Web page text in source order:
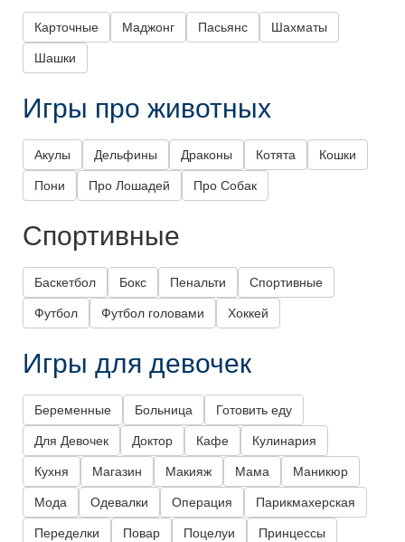
Карточные Маджонг Пасьянс Шахматы
Шашки
Игры про животных
Акулы Дельфины Драконы Котята Кошки
Пони Про Лошадей Про Собак
Спортивные
Баскетбол Бокс Пенальти Спортивные
Футбол Футбол головами Хоккей
Игры для девочек
Беременные Больница Готовить еду
Для Девочек Доктор Кафе Кулинария
Кухня Магазин Макияж Мама Маникюр
Мода Одевалки Операция Парикмахерская
Переделки Повар Поцелуи Принцессы